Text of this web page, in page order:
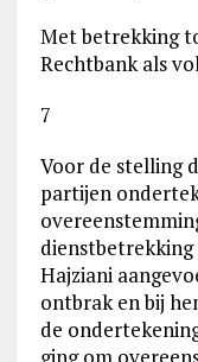
Met betrekking
Rechtbank als
7
Voor de stelling
partijen
dienstbetrekking
Hajziani
ontbrak en bij
de